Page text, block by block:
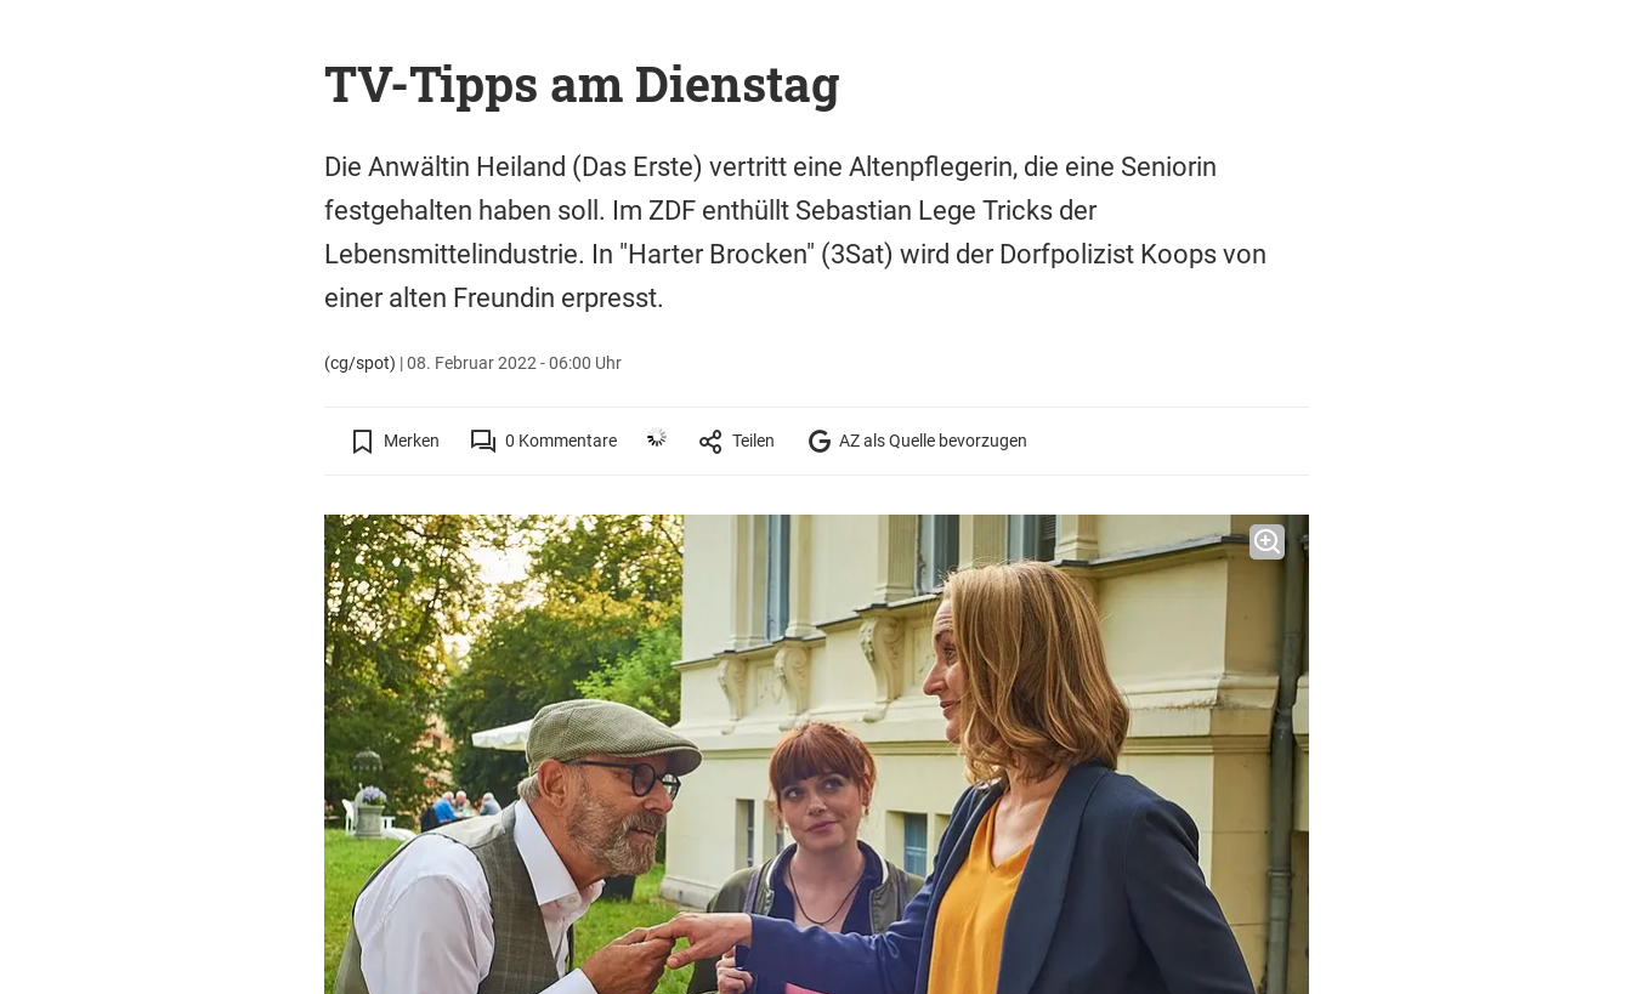
TV-Tipps am Dienstag
Die Anwältin Heiland (Das Erste) vertritt eine Altenpflegerin, die eine Seniorin
festgehalten haben soll. Im ZDF enthüllt Sebastian Lege Tricks der
Lebensmittelindustrie. In "Harter Brocken" (3Sat) wird der Dorfpolizist Koops von
einer alten Freundin erpresst.
(cg/spot) |08. Februar 2022 - 06:00 Uhr
Merken 0 Kommentare Teilen AZ als Quelle bevorzugen